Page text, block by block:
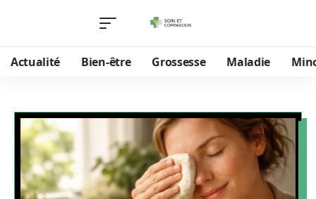
Actualité Bien-être Grossesse Maladie